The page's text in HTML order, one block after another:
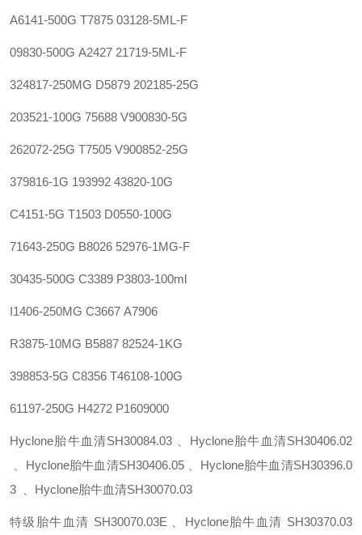
A6141-500G T7875 03128-5ML-F
09830-500G A2427 21719-5ML-F
324817-250MG D5879 202185-25G
203521-100G 75688 V900830-5G
262072-25G T7505 V900852-25G
379816-1G 193992 43820-10G
C4151-5G T1503 D0550-100G
71643-250G B8026 52976-1MG-F
30435-500G C3389 P3803-100ml
I1406-250MG C3667 A7906
R3875-10MG B5887 82524-1KG‍
398853-5G C8356 T46108-100G
61197-250G H4272 P1609000
Hyclone胎牛血清SH30084.03
Hyclone胎牛血清SH30406.02
、Hyclone胎牛血清SH30406.05 、Hyclone胎牛血清SH30396.0
3 、Hyclone胎牛血清SH30070.03
特级胎牛血清 SH30070.03E 、Hyclone胎牛血清 SH30370.03